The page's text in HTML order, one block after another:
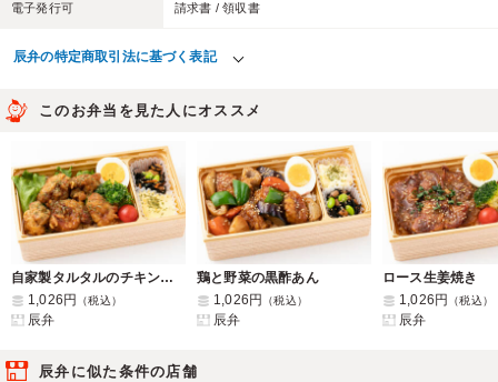
電子発行可 請求書 / 領収書
辰弁の特定商取引法に基づく表記
このお弁当を見た人にオススメ
自家製タルタルのチキン南蛮
1,026円
（税込）
辰弁
鶏と野菜の黒酢あん
1,026円
（税込）
辰弁
ロース生姜焼き
1,026円
（税込）
辰弁
辰弁に似た条件の店舗